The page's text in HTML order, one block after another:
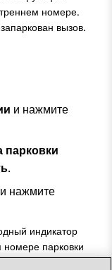
номере.
вызов.
и нажмите
парковки
.
нажмите
индикатор
номере парковки